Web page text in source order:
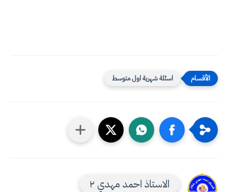
اسئلة شهرية اول متوسط
الاستاذ احمد مهدي ٢